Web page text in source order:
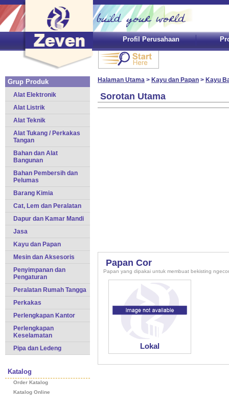
Profil Perusahaan
Grup Produk
Alat Elektronik
Alat Listrik
Alat Teknik
Alat Tukang / Perkakas
Tangan
Bahan dan Alat
Bangunan
Bahan Pembersih dan
Pelumas
Barang Kimia
Cat, Lem dan Peralatan
Dapur dan Kamar Mandi
Jasa
Kayu dan Papan
Mesin dan Aksesoris
Penyimpanan dan
Pengaturan
Peralatan Rumah Tangga
Perkakas
Perlengkapan Kantor
Perlengkapan
Keselamatan
Pipa dan Ledeng
Katalog
Order Katalog
Katalog Online
Halaman Utama > Kayu dan Papan > Kayu
Sorotan Utama
Papan Cor
Papan yang dipakai untuk membuat bekisting
Lokal